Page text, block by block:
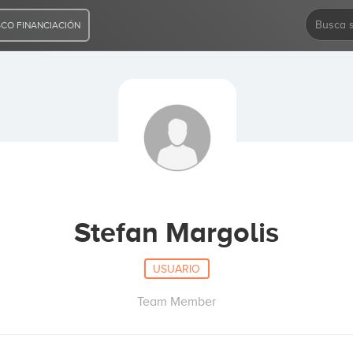
FINANCIACIÓN
Stefan Margolis
USUARIO
Team Member